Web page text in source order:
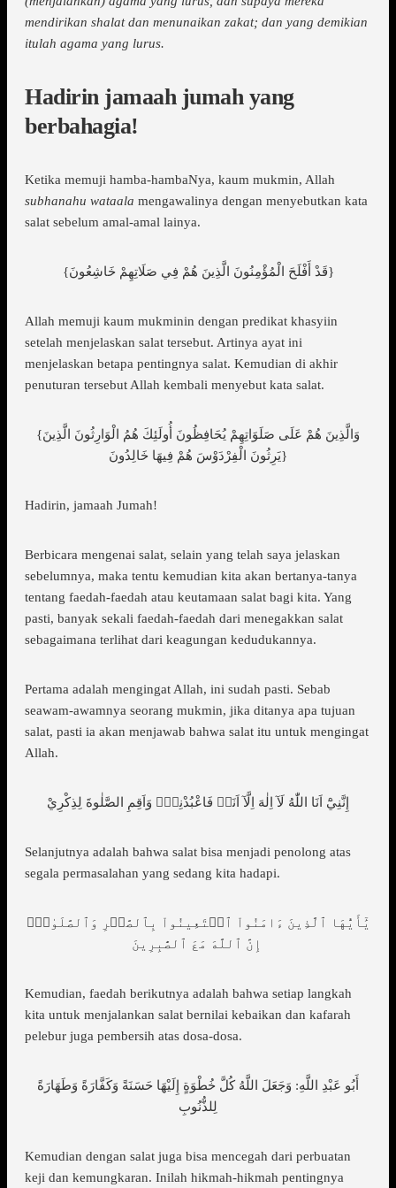
mendirikan shalat dan menunaikan zakat; dan yang demikian
itulah agama yang lurus.
Hadirin jamaah jumah yang
berbahagia!
Ketika memuji hamba-hambaNya, kaum mukmin, Allah
subhanahu wataala mengawalinya dengan menyebutkan kata
salat sebelum amal-amal lainya.
{قَدْ أَفْلَحَ الْمُؤْمِنُونَ الَّذِينَ هُمْ فِي صَلَاتِهِمْ خَاشِعُونَ}
Allah memuji kaum mukminin dengan predikat khasyiin
setelah menjelaskan salat tersebut. Artinya ayat ini
menjelaskan betapa pentingnya salat. Kemudian di akhir
penuturan tersebut Allah kembali menyebut kata salat.
{وَالَّذِينَ هُمْ عَلَى صَلَوَاتِهِمْ يُحَافِظُونَ أُولَئِكَ هُمُ الْوَارِثُونَ الَّذِينَ
يَرِثُونَ الْفِرْدَوْسَ هُمْ فِيهَا خَالِدُونَ}
Hadirin, jamaah Jumah!
Berbicara mengenai salat, selain yang telah saya jelaskan
sebelumnya, maka tentu kemudian kita akan bertanya-tanya
tentang faedah-faedah atau keutamaan salat bagi kita. Yang
pasti, banyak sekali faedah-faedah dari menegakkan salat
sebagaimana terlihat dari keagungan kedudukannya.
Pertama adalah mengingat Allah, ini sudah pasti. Sebab
seawam-awamnya seorang mukmin, jika ditanya apa tujuan
salat, pasti ia akan menjawab bahwa salat itu untuk mengingat
Allah.
إِنَّنِيْٓ اَنَا اللّٰهُ لَآ اِلٰهَ اِلَّآ اَنَا۠ فَاعْبُدْنِيْۙ وَاَقِمِ الصَّلٰوةَ لِذِكْرِيْ
Selanjutnya adalah bahwa salat bisa menjadi penolong atas
segala permasalahan yang sedang kita hadapi.
يَٰٓأَيُّهَا ٱلَّذِينَ ءَامَنُواْ ٱسۡتَعِينُواْ بِٱلصَّبۡرِ وَٱلصَّلَوٰةِۚ
Kemudian, faedah berikutnya adalah bahwa setiap langkah
kita untuk menjalankan salat bernilai kebaikan dan kafarah
pelebur juga pembersih atas dosa-dosa.
أَبُو عَبْدِ اللَّهِ: وَجَعَلَ اللَّهُ كُلَّ خُطْوَةٍ إِلَيْهَا حَسَنَةً وَكَفَّارَةً وَطَهَارَةً
لِلذُّنُوبِ
Kemudian dengan salat juga bisa mencegah dari perbuatan
keji dan kemungkaran. Inilah hikmah-hikmah pentingnya